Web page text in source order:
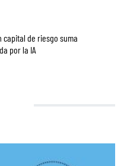
capital de riesgo suma
por la IA